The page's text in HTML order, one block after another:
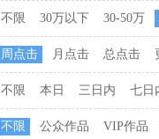
不限 30万以下 30-50万
周点击 月点击 总点击
不限 本日 三日内 七日
不限 公众作品 VIP作品